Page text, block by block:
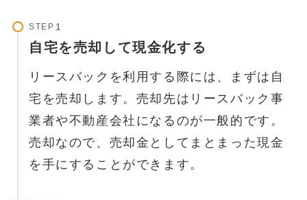
STEP
自宅を売却して現金化する
リースバックを利用する際には、まずは自
宅を売却します。売却先はリースバック事
業者や不動産会社になるのが一般的です。
売却なので、売却金としてまとまった現金
を手にすることができます。